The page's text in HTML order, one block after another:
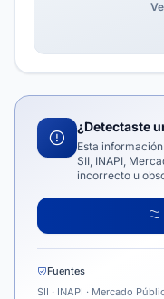
¿Detectaste
Esta
SII, INAPI,
incorrecto u
Fuentes
SII · INAPI · Mercado